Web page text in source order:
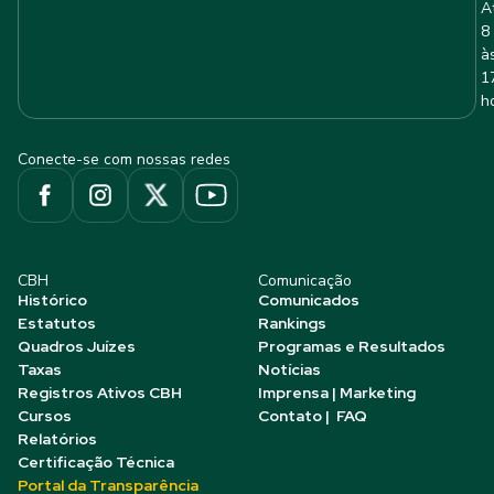
8
Conecte-se com nossas redes
CBH
Histórico
Estatutos
Quadros Juízes
Taxas
Registros Ativos CBH
Cursos
Relatórios
Certificação Técnica
Portal da Transparência
Comunicação
Comunicados
Rankings
Programas e Resultados
Notícias
Imprensa | Marketing
Contato | FAQ